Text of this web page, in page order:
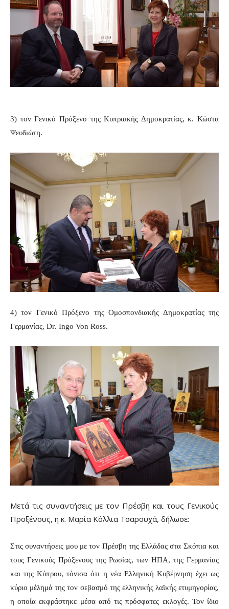
3) τον Γενικό Πρόξενο της Κυπριακής Δημοκρατίας, κ. Κώστα
Ψευδιώτη.
4) τον Γενικό Πρόξενο της Ομοσπονδιακής Δημοκρατίας της
Γερμανίας, Dr. Ingo Von Ross.
Μετά τις συναντήσεις με τον Πρέσβη και τους Γενικούς
Προξένους, η κ. Μαρία Κόλλια Τσαρουχά, δήλωσε:
Στις συναντήσεις μου με τον Πρέσβη της Ελλάδας στα Σκόπια και
τους Γενικούς Πρόξενους της Ρωσίας, των ΗΠΑ, της Γερμανίας
και της Κύπρου, τόνισα ότι η νέα Ελληνική Κυβέρνηση έχει ως
κύριο μέλημά της τον σεβασμό της ελληνικής λαϊκής ετυμηγορίας,
η οποία εκφράστηκε μέσα από τις πρόσφατες εκλογές. Τον ίδιο